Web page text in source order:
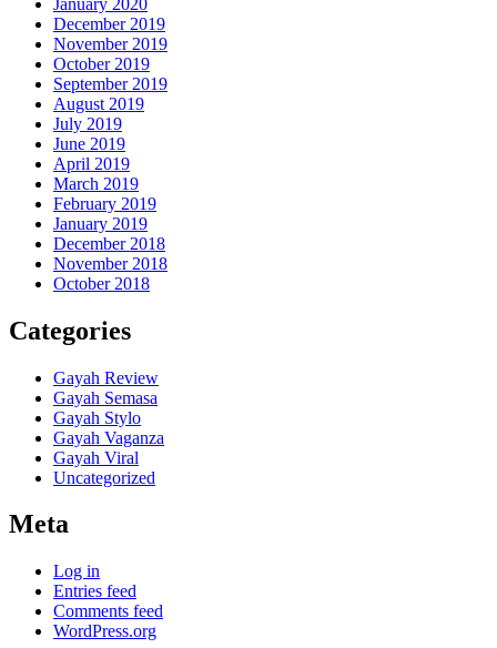
December 2019
November 2019
October 2019
September 2019
August 2019
July 2019
June 2019
April 2019
March 2019
February 2019
January 2019
December 2018
November 2018
October 2018
Categories
Gayah Review
Gayah Semasa
Gayah Stylo
Gayah Vaganza
Gayah Viral
Uncategorized
Meta
Log in
Entries feed
Comments feed
WordPress.org